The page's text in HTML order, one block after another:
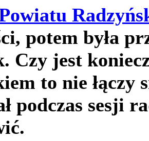
potem była
Czy jest
to nie łączy
podczas sesji